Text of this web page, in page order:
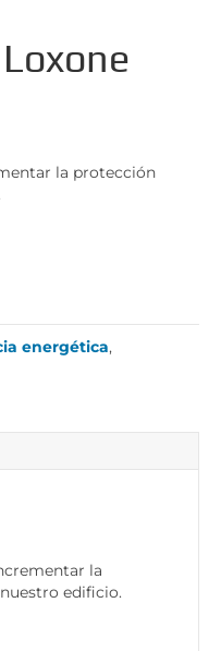
la protección
energética,
la
edificio.